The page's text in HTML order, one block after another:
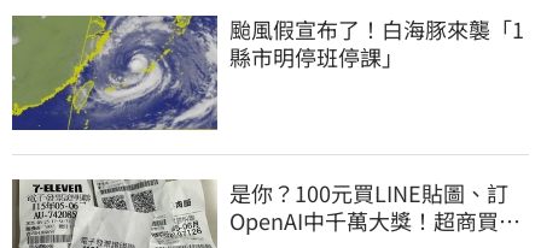
颱風假宣布了！白海豚來襲「1
縣市明停班停課」
是你？100元買LINE貼圖、訂
OpenAI中千萬大獎！超商買10